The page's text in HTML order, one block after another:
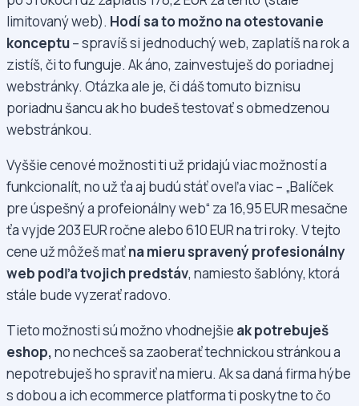
limitovaný web). Hodí sa to možno na otestovanie
konceptu– spravíš si jednoduchý web, zaplatíš na rok a
zistíš, či to funguje. Ak áno, zainvestuješ do poriadnej
webstránky. Otázka ale je, či dáš tomuto biznisu
poriadnu šancu ak ho budeš testovať s obmedzenou
webstránkou.
Vyššie cenové možnosti ti už pridajú viac možností a
funkcionalít, no už ťa aj budú stáť oveľa viac – „Balíček
pre úspešný a profeionálny web“ za 16,95 EUR mesačne
ťa vyjde 203 EUR ročne alebo 610 EUR na tri roky. V tejto
cene už môžeš maťna mieru spravený profesionálny
web podľa tvojich predstáv, namiesto šablóny, ktorá
stále bude vyzerať radovo.
Tieto možnosti sú možno vhodnejšie ak potrebuješ
eshop,no nechceš sa zaoberať technickou stránkou a
nepotrebuješ ho spraviť na mieru. Ak sa daná firma hýbe
s dobou a ich ecommerce platforma ti poskytne to čo